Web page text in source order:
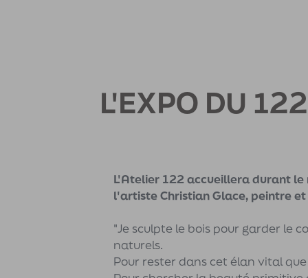
L'EXPO DU 122
L'Atelier 122 accueillera durant
l'artiste Christian Glace, peintre
"Je sculpte le bois pour garder le
naturels.
Pour rester dans cet élan vital